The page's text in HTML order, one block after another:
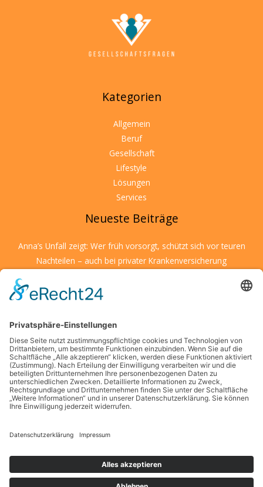
Kategorien
Allgemein
Beruf
Gesellschaft
Lifestyle
Lösungen
Services
Neueste Beiträge
Anna’s Unfall zeigt: Wer früh vorsorgt, schützt sich vor teuren
Nachteilen – auch bei privater Krankenversicherung
Entscheidungsfähigkeit unter fremden Bedingungen
– was Eltern jetzt wissen sollten
Die Suche nach finanzieller Unabhängigkeit in modernen
Großstädten
Schlagwörter
Copyright © 2026 Gesellschaftsfragen